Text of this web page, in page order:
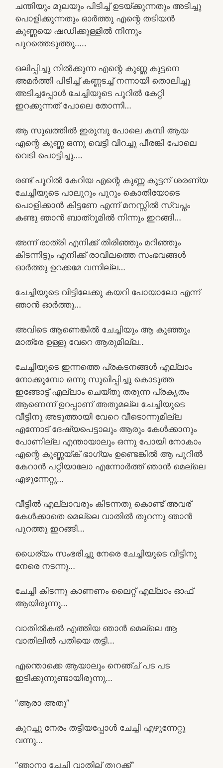
ചന്തിയും മുലയും പിടിച്ച് ഉടയ്ക്കുന്നതും അടിച്ചു
പൊളിക്കുന്നതും ഓർത്തു എന്റെ തടിയൻ
കുണ്ണയെ ഷഡിക്കുള്ളിൽ നിന്നും
പുറത്തെടുത്തു…..
ഒലിപ്പിച്ചു നിൽക്കുന്ന എന്റെ കുണ്ണ കുട്ടനെ
അമർത്തി പിടിച്ച് കണ്ണടച്ച് നന്നായി തൊലിച്ചു
അടിച്ചപ്പോൾ ചേച്ചിയുടെ പൂറിൽ കേറ്റി
ഇറക്കുന്നത് പോലെ തോന്നി…
ആ സുഖത്തിൽ ഇരുമ്പു പോലെ കമ്പി ആയ
എന്റെ കുണ്ണ ഒന്നു വെട്ടി വിറച്ചു പീരങ്കി പോലെ
വെടി പൊട്ടിച്ചു….
രണ്ട് പൂറിൽ കേറിയ എന്റെ കുണ്ണ കുട്ടന് ശരണ്യ
ചേച്ചിയുടെ പാലുറും പൂറും കൊതിയോടെ
പൊളിക്കാൻ കിട്ടണേ എന്ന് മനസ്സിൽ സ്വപ്നം
കണ്ടു ഞാൻ ബാത്‌റൂമിൽ നിന്നും ഇറങ്ങി…
അന്ന് രാത്രി എനിക്ക് തിരിഞ്ഞും മറിഞ്ഞും
കിടന്നിട്ടും എനിക്ക് രാവിലത്തെ സംഭവങ്ങൾ
ഓർത്തു ഉറക്കമേ വന്നില്ല…
ചേച്ചിയുടെ വീട്ടിലേക്കു കയറി പോയാലോ എന്ന്
ഞാൻ ഓർത്തു…
അവിടെ ആണെങ്കിൽ ചേച്ചിയും ആ കുഞ്ഞും
മാത്രേ ഉള്ളു വേറെ ആരുമില്ല..
ചേച്ചിയുടെ ഇന്നത്തെ പ്രകടനങ്ങൾ എല്ലാം
നോക്കുമ്പോ ഒന്നു സുഖിപ്പിച്ചു കൊടുത്ത
ഇങ്ങോട്ട് എല്ലാം ചെയ്തു തരുന്ന പ്രകൃതം
ആണെന്ന് ഉറപ്പാണ് അതുമല്ല ചേച്ചിയുടെ
വീട്ടിനു അടുത്തായി വേറെ വീടൊന്നുമില്ല
എന്നോട് ദേഷ്യപെട്ടാലും ആരും കേൾക്കാനും
പോണില്ല എന്തായാലും ഒന്നു പോയി നോകാം
എന്റെ കുണ്ണയ്ക് ഭാഗ്യം ഉണ്ടെങ്കിൽ ആ പൂറിൽ
കേറാൻ പറ്റിയാലോ എന്നോർത്ത് ഞാൻ മെല്ലെ
എഴുന്നേറ്റു…
വീട്ടിൽ എല്ലാവരും കിടന്നതു കൊണ്ട് അവര്
കേൾക്കാതെ മെല്ലെ വാതിൽ തുറന്നു ഞാൻ
പുറത്തു ഇറങ്ങി…
ധൈര്യം സംഭരിച്ചു നേരെ ചേച്ചിയുടെ വീട്ടിനു
നേരെ നടന്നു…
ചേച്ചി കിടന്നു കാണണം ലൈറ്റ് എല്ലാം ഓഫ്‌
ആയിരുന്നു…
വാതിൽകൽ എത്തിയ ഞാൻ മെല്ലെ ആ
വാതിലിൽ പതിയെ തട്ടി…
എന്തൊക്കെ ആയാലും നെഞ്ച് പട പട
ഇടിക്കുന്നുണ്ടായിരുന്നു…
“ആരാ അതു”
കുറച്ചു നേരം തട്ടിയപ്പോൾ ചേച്ചി എഴുന്നേറ്റു
വന്നു…
“ഞാനാ ചേച്ചി വാതില് തുറക്ക്”